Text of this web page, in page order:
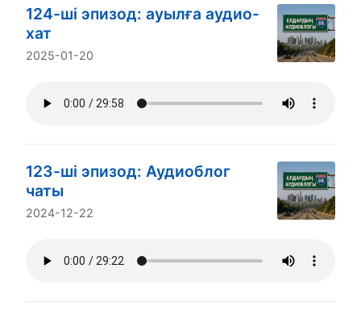
124-ші эпизод: ауылға аудио-
хат
2025-01-20
123-ші эпизод: Аудиоблог
чаты
2024-12-22